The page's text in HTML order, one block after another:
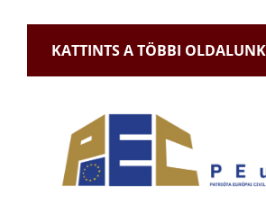
KATTINTS A TÖBBI